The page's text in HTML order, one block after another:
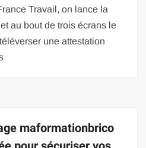
Travail, on lance la
au bout de trois écrans le
une attestation
maformationbrico